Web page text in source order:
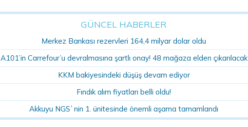
GÜNCEL HABERLER
Merkez Bankası rezervleri 164,4 milyar dolar oldu
A101’in Carrefour’u devralmasına şartlı onay! 48 mağaza elden çıkarılacak
KKM bakiyesindeki düşüş devam ediyor
Fındık alım fiyatları belli oldu!
Akkuyu NGS`nin 1. ünitesinde önemli aşama tamamlandı